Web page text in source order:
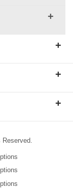
+
+
+
+
Reserved.